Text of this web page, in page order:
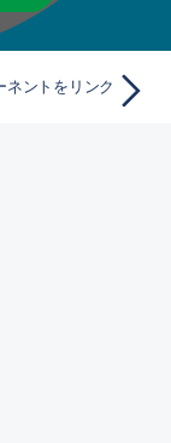
ネントをリンク